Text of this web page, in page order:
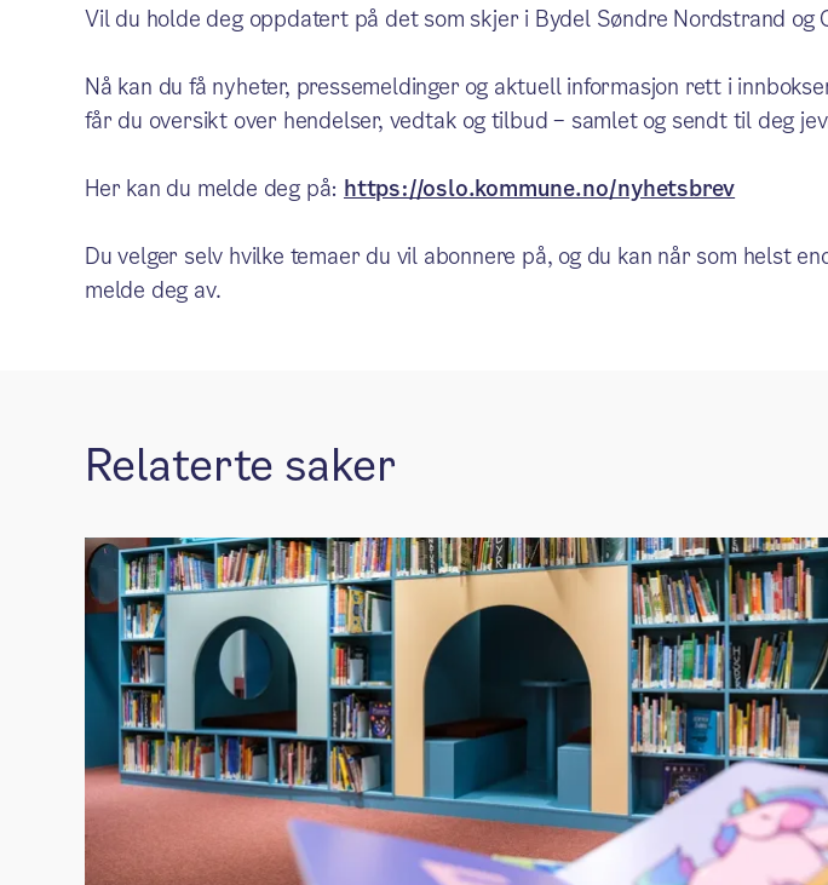
Vil du holde deg oppdatert på det som skjer i Bydel Søndre Nordstrand og
Nå kan du få nyheter, pressemeldinger og aktuell informasjon rett i
får du oversikt over hendelser, vedtak og tilbud – samlet og sendt til deg
Her kan du melde deg på: https://oslo.kommune.no/nyhetsbrev
Du velger selv hvilke temaer du vil abonnere på, og du kan når som helst
melde deg av.
Relaterte saker